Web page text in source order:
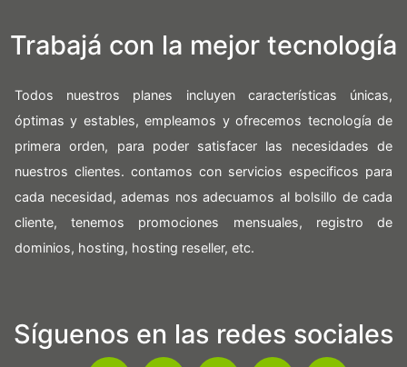
Trabajá con la mejor tecnología
Todos nuestros planes incluyen características únicas,
óptimas y estables, empleamos y ofrecemos tecnología de
primera orden, para poder satisfacer las necesidades de
nuestros clientes. contamos con servicios especificos para
cada necesidad, ademas nos adecuamos al bolsillo de cada
cliente, tenemos promociones mensuales, registro de
dominios, hosting, hosting reseller, etc.
Síguenos en las redes sociales